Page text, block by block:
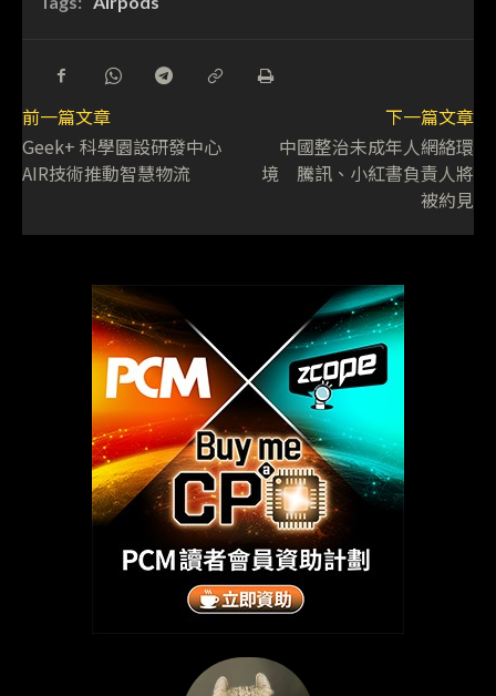
前一篇文章
Geek+ 科學園設研發中心
AIR技術推動智慧物流
下一篇文章
中國整治未成年人網絡環
境 騰訊、小紅書負責人將
被約見